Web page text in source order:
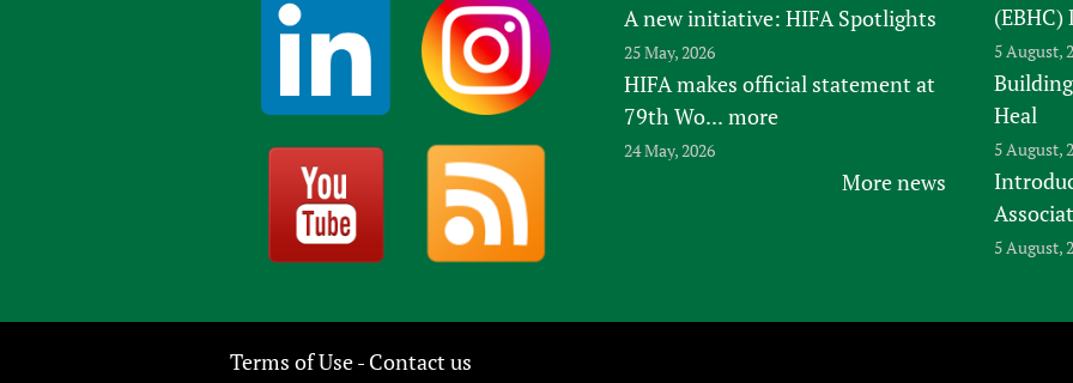
A new initiative: HIFA Spotlights
25 May, 2026
HIFA makes official statement at
79th Wo... more
24 May, 2026
More news
(EBHC)
5 August,
Heal
5 August,
5 August,
Terms of Use- Contact us